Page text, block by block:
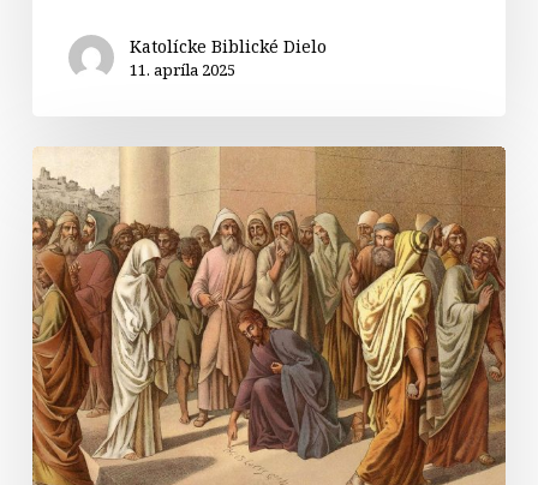
Katolícke Biblické Dielo
11. apríla 2025
Komentáre
k
5.
nedeli
v
pôstnom
období
v
roku
„C“